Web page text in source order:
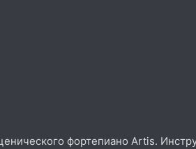
фортепиано Artis.